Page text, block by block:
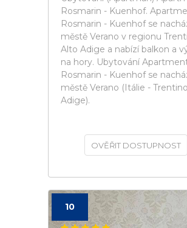
Rosmarin - Kuenhof.
Rosmarin - Kuenhof se
městě Verano v regionu
Alto Adige a nabízí balkon a
na hory. Ubytování
Rosmarin - Kuenhof se
městě Verano (Itálie -
Adige).
OVĚŘIT DOSTUPNOST
10